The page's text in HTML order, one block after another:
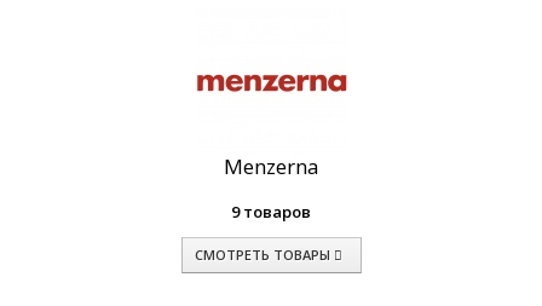
Menzerna
9 товаров
СМОТРЕТЬ ТОВАРЫ